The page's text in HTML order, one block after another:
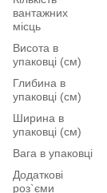
вантажних
місць
Висота в
упаковці (см)
Глибина в
упаковці (см)
Ширина в
упаковці (см)
Вага в упаковці
Додаткові
роз`єми